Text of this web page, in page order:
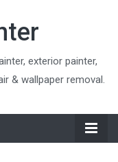
exterior painter,
& wallpaper removal.